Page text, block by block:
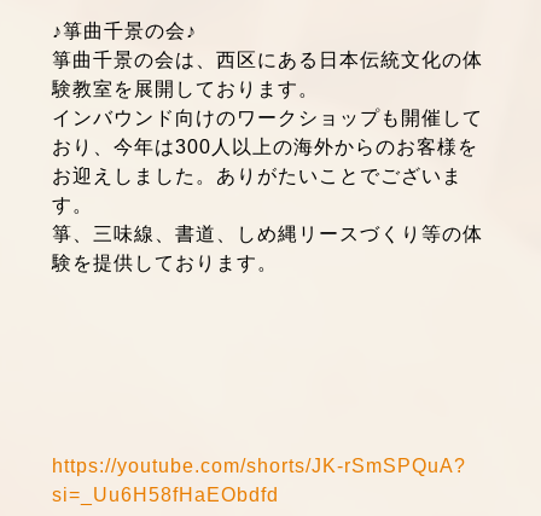
♪箏曲千景の会♪
箏曲千景の会は、西区にある日本伝統文化の体
験教室を展開しております。
インバウンド向けのワークショップも開催して
おり、今年は300人以上の海外からのお客様を
お迎えしました。ありがたいことでございま
す。
箏、三味線、書道、しめ縄リースづくり等の体
験を提供しております。
https://youtube.com/shorts/JK-rSmSPQuA?
si=_Uu6H58fHaEObdfd